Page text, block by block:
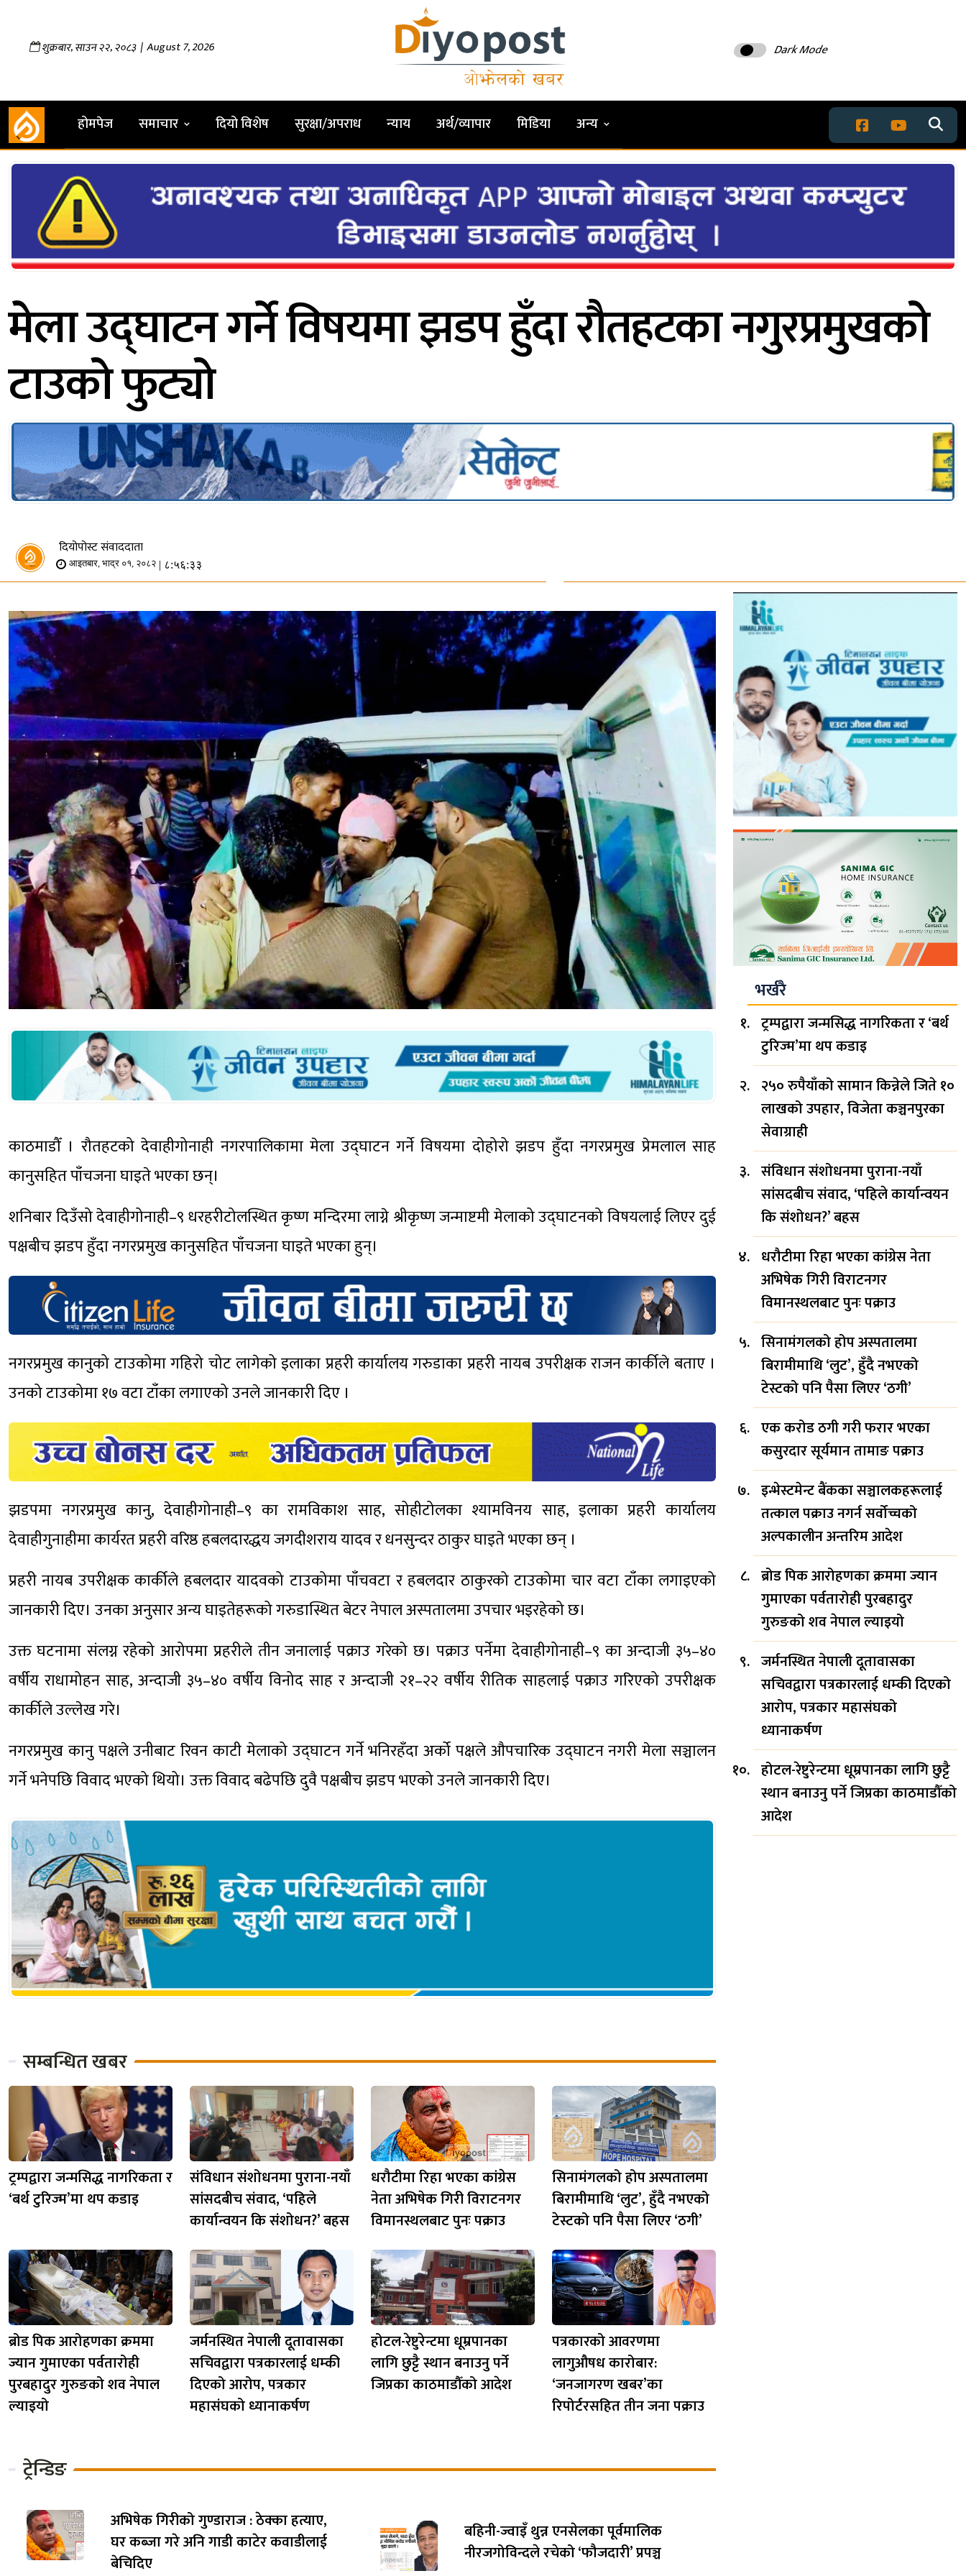
शुक्रबार,साउन२२,२०८३| August 7, 2026 Dark Mode
होमपेज समाचार दियो विशेष सुरक्षा/अपराध न्याय अर्थ/व्यापार मिडिया अन्य
मेला उद्घाटन गर्ने विषयमा झडप हुँदा रौतहटका नगुरप्रमुखको
टाउको फुट्यो
दियोपोस्ट संवाददाता
आइतबार, भाद्र ०१, २०८२ | ८:५६:३३
काठमाडौँ । रौतहटको देवाहीगोनाही नगरपालिकामा मेला उद्घाटन गर्ने विषयमा दोहोरो झडप हुँदा नगरप्रमुख प्रेमलाल साह
कानुसहित पाँचजना घाइते भएका छन्।
शनिबार दिउँसो देवाहीगोनाही–९ धरहरीटोलस्थित कृष्ण मन्दिरमा लाग्ने श्रीकृष्ण जन्माष्टमी मेलाको उद्घाटनको विषयलाई लिएर दुई
पक्षबीच झडप हुँदा नगरप्रमुख कानुसहित पाँचजना घाइते भएका हुन्।
नगरप्रमुख कानुको टाउकोमा गहिरो चोट लागेको इलाका प्रहरी कार्यालय गरुडाका प्रहरी नायब उपरीक्षक राजन कार्कीले बताए ।
उनको टाउकोमा १७ वटा टाँका लगाएको उनले जानकारी दिए ।
झडपमा नगरप्रमुख कानु, देवाहीगोनाही–९ का रामविकाश साह, सोहीटोलका श्यामविनय साह, इलाका प्रहरी कार्यालय
देवाहीगुनाहीमा कार्यरत प्रहरी वरिष्ठ हबलदारद्धय जगदीशराय यादव र धनसुन्दर ठाकुर घाइते भएका छन् ।
प्रहरी नायब उपरीक्षक कार्कीले हबलदार यादवको टाउकोमा पाँचवटा र हबलदार ठाकुरको टाउकोमा चार वटा टाँका लगाइएको
जानकारी दिए। उनका अनुसार अन्य घाइतेहरूको गरुडास्थित बेटर नेपाल अस्पतालमा उपचार भइरहेको छ।
उक्त घटनामा संलग्न रहेको आरोपमा प्रहरीले तीन जनालाई पक्राउ गरेको छ। पक्राउ पर्नेमा देवाहीगोनाही–९ का अन्दाजी ३५–४०
वर्षीय राधामोहन साह, अन्दाजी ३५–४० वर्षीय विनोद साह र अन्दाजी २१–२२ वर्षीय रीतिक साहलाई पक्राउ गरिएको उपरीक्षक
कार्कीले उल्लेख गरे।
नगरप्रमुख कानु पक्षले उनीबाट रिवन काटी मेलाको उद्घाटन गर्ने भनिरहँदा अर्को पक्षले औपचारिक उद्घाटन नगरी मेला सञ्चालन
गर्ने भनेपछि विवाद भएको थियो। उक्त विवाद बढेपछि दुवै पक्षबीच झडप भएको उनले जानकारी दिए।
सम्बन्धित खबर
ट्रम्पद्वारा जन्मसिद्ध नागरिकता र
‘बर्थ टुरिज्म’मा थप कडाइ
संविधान संशोधनमा पुराना-नयाँ
सांसदबीच संवाद, ‘पहिले
कार्यान्वयन कि संशोधन?’ बहस
धरौटीमा रिहा भएका कांग्रेस
नेता अभिषेक गिरी विराटनगर
विमानस्थलबाट पुनः पक्राउ
सिनामंगलको होप अस्पतालमा
बिरामीमाथि ‘लुट’, हुँदै नभएको
टेस्टको पनि पैसा लिएर ‘ठगी’
ब्रोड पिक आरोहणका क्रममा
ज्यान गुमाएका पर्वतारोही
पुरबहादुर गुरुङको शव नेपाल
ल्याइयो
जर्मनस्थित नेपाली दूतावासका
सचिवद्वारा पत्रकारलाई धम्की
दिएको आरोप, पत्रकार
महासंघको ध्यानाकर्षण
होटल-रेष्टुरेन्टमा धूम्रपानका
लागि छुट्टै स्थान बनाउनु पर्ने
जिप्रका काठमाडौँको आदेश
पत्रकारको आवरणमा
लागुऔषध कारोबार:
‘जनजागरण खबर’का
रिपोर्टरसहित तीन जना पक्राउ
ट्रेन्डिङ
अभिषेक गिरीको गुण्डाराज : ठेक्का हत्याए,
घर कब्जा गरे अनि गाडी काटेर कवाडीलाई
बेचिदिए
बहिनी-ज्वाइँ थुन्न एनसेलका पूर्वमालिक
नीरजगोविन्दले रचेको ‘फौजदारी’ प्रपञ्च
भर्खरै
ट्रम्पद्वारा जन्मसिद्ध नागरिकता र ‘बर्थ
टुरिज्म’मा थप कडाइ
२५० रुपैयाँको सामान किन्नेले जिते १०
लाखको उपहार, विजेता कञ्चनपुरका
सेवाग्राही
संविधान संशोधनमा पुराना-नयाँ
सांसदबीच संवाद, ‘पहिले कार्यान्वयन
कि संशोधन?’ बहस
धरौटीमा रिहा भएका कांग्रेस नेता
अभिषेक गिरी विराटनगर
विमानस्थलबाट पुनः पक्राउ
सिनामंगलको होप अस्पतालमा
बिरामीमाथि ‘लुट’, हुँदै नभएको
टेस्टको पनि पैसा लिएर ‘ठगी’
एक करोड ठगी गरी फरार भएका
कसुरदार सूर्यमान तामाङ पक्राउ
इन्भेस्टमेन्ट बैंकका सञ्चालकहरूलाई
तत्काल पक्राउ नगर्न सर्वोच्चको
अल्पकालीन अन्तरिम आदेश
ब्रोड पिक आरोहणका क्रममा ज्यान
गुमाएका पर्वतारोही पुरबहादुर
गुरुङको शव नेपाल ल्याइयो
जर्मनस्थित नेपाली दूतावासका
सचिवद्वारा पत्रकारलाई धम्की दिएको
आरोप, पत्रकार महासंघको
ध्यानाकर्षण
होटल-रेष्टुरेन्टमा धूम्रपानका लागि छुट्टै
स्थान बनाउनु पर्ने जिप्रका काठमाडौँको
आदेश